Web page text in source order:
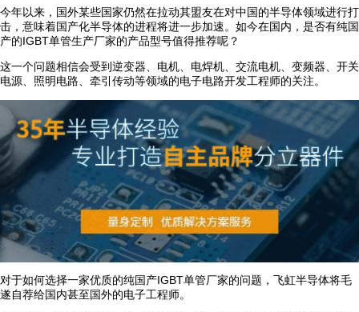
今年以来，国外某些国家仍然在拉动其盟友在对中国的半导体领域进行打
击，意味着国产化半导体的进程将进一步加速。如今在国内，是否有纯国
产的IGBT单管生产厂家的产品型号值得推荐呢？
这一个问题相信会受到逆变器、电机、电焊机、交流电机、变频器、开关
电源、照明电路、牵引传动等领域的电子电路开发工程师的关注。
对于如何选择一家优质的纯国产IGBT单管厂家的问题，飞虹半导体将毛
遂自荐给国内甚至国外的电子工程师。